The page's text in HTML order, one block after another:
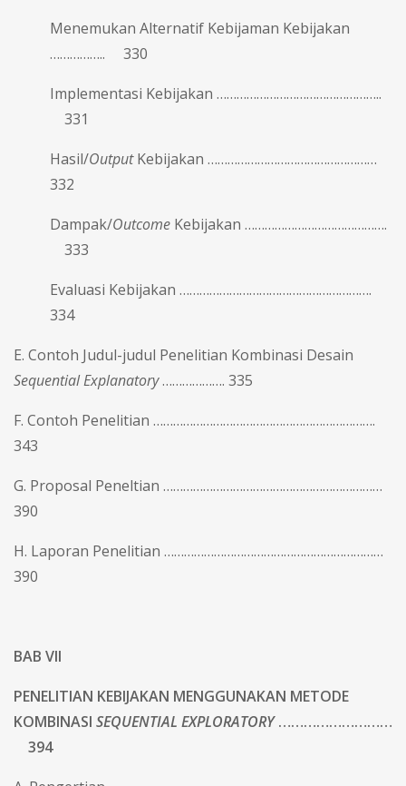
Menemukan Alternatif Kebijaman Kebijakan
…………….. 330
Implementasi Kebijakan …………………………………………..
331
Hasil/OutputKebijakan ……………………………………………
332
Dampak/Outcome Kebijakan …………………………………….
333
Evaluasi Kebijakan ………………………………………………….
334
E. Contoh Judul-judul Penelitian Kombinasi Desain
Sequential Explanatory………………. 335
F. Contoh Penelitian ………………………………………………………….
343
G. Proposal Peneltian …………………………………………………………
390
H. Laporan Penelitian …………………………………………………………
390
BAB VII
PENELITIAN KEBIJAKAN MENGGUNAKAN METODE
KOMBINASI SEQUENTIAL EXPLORATORY………………………
394